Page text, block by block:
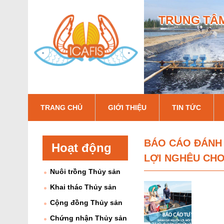
TRUNG
TRANG CHỦ GIỚI THIỆU TIN TỨC
BÁO CÁO
LỢI NGHÊU
Hoạt động
Nuôi trồng Thủy sản
Khai thác Thủy sản
Cộng đồng Thủy sản
Chứng nhận Thủy sản